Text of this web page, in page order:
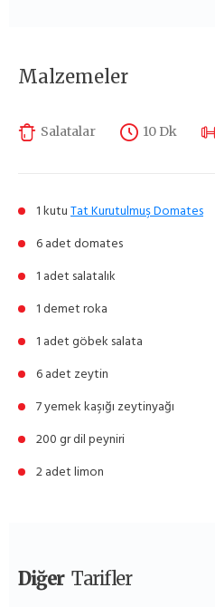
Malzemeler
Salatalar 10 Dk
1 kutuTat Kurutulmuş Domates
6 adet domates
1 adet salatalık
1 demet roka
1 adet göbek salata
6 adet zeytin
7 yemek kaşığı zeytinyağı
200 gr dil peyniri
2 adet limon
Diğer Tarifler